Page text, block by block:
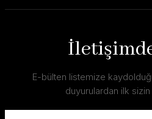
E-bülten listemize
duyurulardan ilk